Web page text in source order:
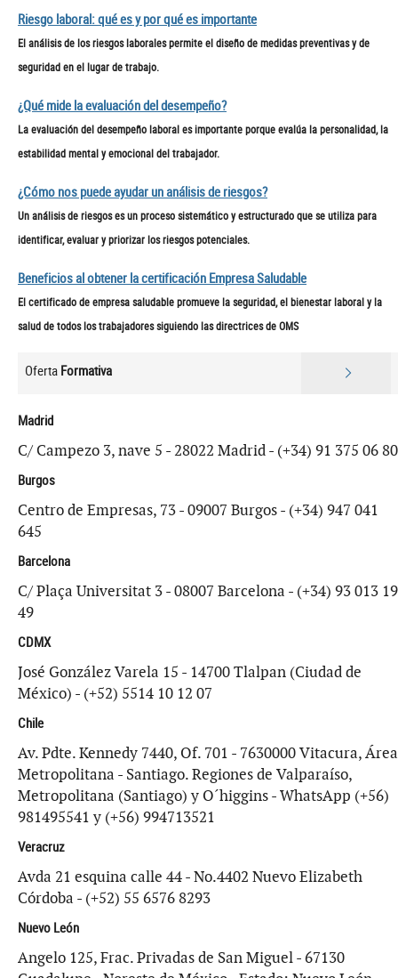
Riesgo laboral: qué es y por qué es importante
El análisis de los riesgos laborales permite el diseño de medidas preventivas y de
seguridad en el lugar de trabajo.
¿Qué mide la evaluación del desempeño?
La evaluación del desempeño laboral es importante porque evalúa la personalidad, la
estabilidad mental y emocional del trabajador.
¿Cómo nos puede ayudar un análisis de riesgos?
Un análisis de riesgos es un proceso sistemático y estructurado que se utiliza para
identificar, evaluar y priorizar los riesgos potenciales.
Beneficios al obtener la certificación Empresa Saludable
El certificado de empresa saludable promueve la seguridad, el bienestar laboral y la
salud de todos los trabajadores siguiendo las directrices de OMS
Oferta Formativa
Madrid
C/ Campezo 3, nave 5 - 28022 Madrid - (+34) 91 375 06 80
Burgos
Centro de Empresas, 73 - 09007 Burgos - (+34) 947 041
645
Barcelona
C/ Plaça Universitat 3 - 08007 Barcelona - (+34) 93 013 19
49
CDMX
José González Varela 15 - 14700 Tlalpan (Ciudad de
México) - (+52) 5514 10 12 07
Chile
Av. Pdte. Kennedy 7440, Of. 701 - 7630000 Vitacura, Área
Metropolitana - Santiago. Regiones de Valparaíso,
Metropolitana (Santiago) y O´higgins - WhatsApp (+56)
981495541 y (+56) 994713521
Veracruz
Avda 21 esquina calle 44 - No.4402 Nuevo Elizabeth
Córdoba - (+52) 55 6576 8293
Nuevo León
Angelo 125, Frac. Privadas de San Miguel - 67130